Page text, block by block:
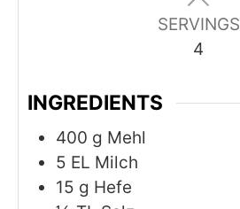
SERVINGS
4
INGREDIENTS
400 g Mehl
5 EL Milch
15 g Hefe